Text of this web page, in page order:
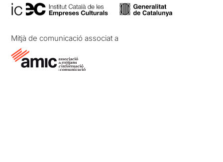
Mitjà de comunicació associat a